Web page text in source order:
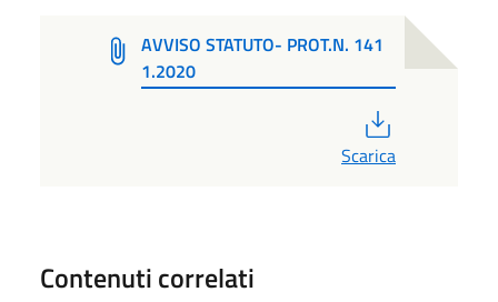
AVVISO STATUTO- PROT.N. 141
1.2020
Scarica
Contenuti correlati